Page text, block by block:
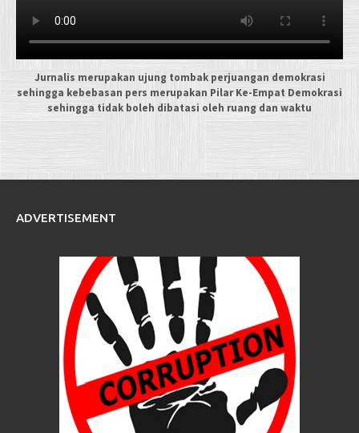
Jurnalis merupakan ujung tombak perjuangan demokrasi
sehingga kebebasan pers merupakan Pilar Ke-Empat Demokrasi
sehingga tidak boleh dibatasi oleh ruang dan waktu
ADVERTISEMENT